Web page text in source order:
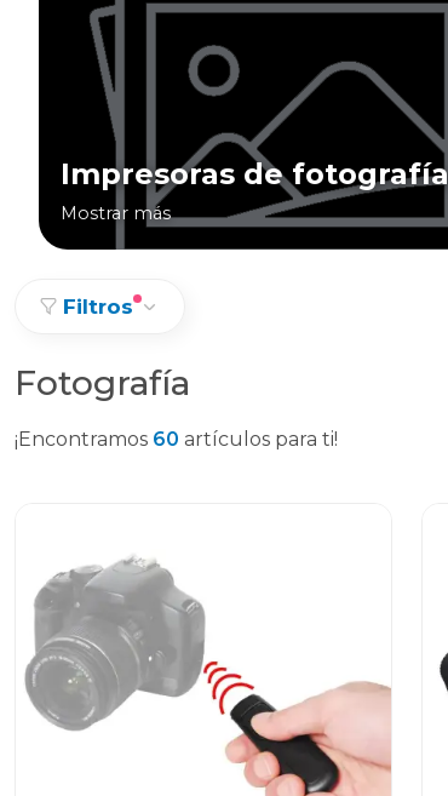
Impresoras de fotografía
Mostrar más
Filtros
Fotografía
¡Encontramos 60 artículos para ti!